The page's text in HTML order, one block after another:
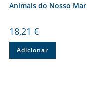
Animais do Nosso Mar
18,21 €
Adicionar